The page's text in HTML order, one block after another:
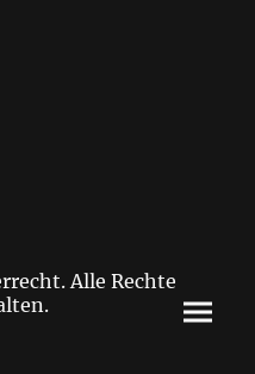
Alle Rechte